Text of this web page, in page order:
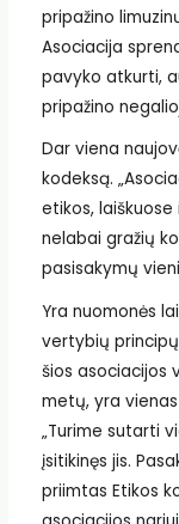
pripažino
Asociacija
pavyko atkurti,
pripažino
Dar viena
kodeksą.
etikos, laiškuose
nelabai gražių
pasisakymų
Yra nuomonės
vertybių
šios asociacijos
metų, yra
„Turime sutarti
įsitikinęs jis.
priimtas Etikos